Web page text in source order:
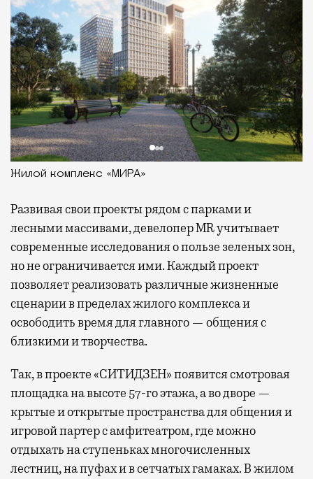
Жилой комплекс «МИРА»
Развиваясвои проекты рядом с парками и
лесными массивами, девелопер MR учитывает
современные исследования о пользе зеленых зон,
но не ограничивается ими. Каждый проект
позволяет реализовать различные жизненные
сценарии в пределах жилого комплекса и
освободить время для главного — общения с
близкими и творчества.
Так, в проекте «СИТИДЗЕН» появится смотровая
площадка на высоте 57-го этажа, а во дворе —
крытые и открытые пространства для общения и
игровой партер с амфитеатром, где можно
отдыхать на ступеньках многочисленных
лестниц, на пуфах и в сетчатых гамаках. В жилом